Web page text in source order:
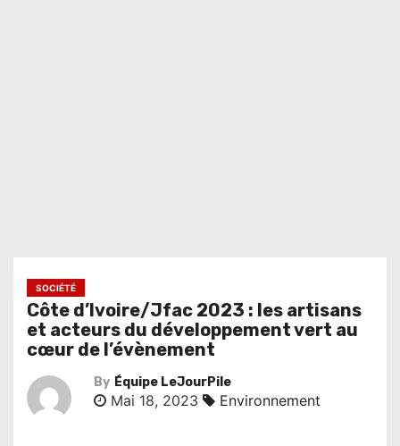
SOCIÉTÉ
Côte d’Ivoire/Jfac 2023 : les artisans
et acteurs du développement vert au
cœur de l’évènement
By Équipe LeJourPile
Mai 18, 2023 Environnement